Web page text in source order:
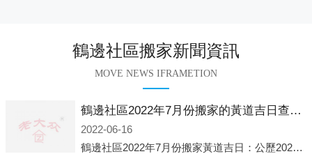
鶴邊社區搬家新聞資訊
MOVE NEWS IFRAMETION
鶴邊社區2022年7月份搬家的黃道吉日查詢大全一覽表哪天適合搬家好日子
2022-06-16
鶴邊社區2022年7月份搬家黃道吉日：公歷2022年7月6日 農歷六月初八 星期三 沖虎(甲寅)公歷2022年7月12日 農歷六月十四 星期二 沖猴(庚申)公歷2022年7月13日 農歷六月十五 星期三 沖雞